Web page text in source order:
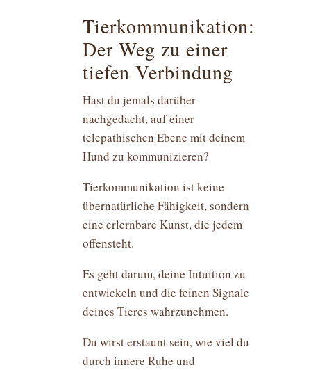
Tierkommunikation:
Der Weg zu einer
tiefen Verbindung
Hast du jemals darüber
nachgedacht, auf einer
telepathischen Ebene mit deinem
Hund zu kommunizieren?
Tierkommunikation ist keine
übernatürliche Fähigkeit, sondern
eine erlernbare Kunst, die jedem
offensteht.
Es geht darum, deine Intuition zu
entwickeln und die feinen Signale
deines Tieres wahrzunehmen.
Du wirst erstaunt sein, wie viel du
durch innere Ruhe und